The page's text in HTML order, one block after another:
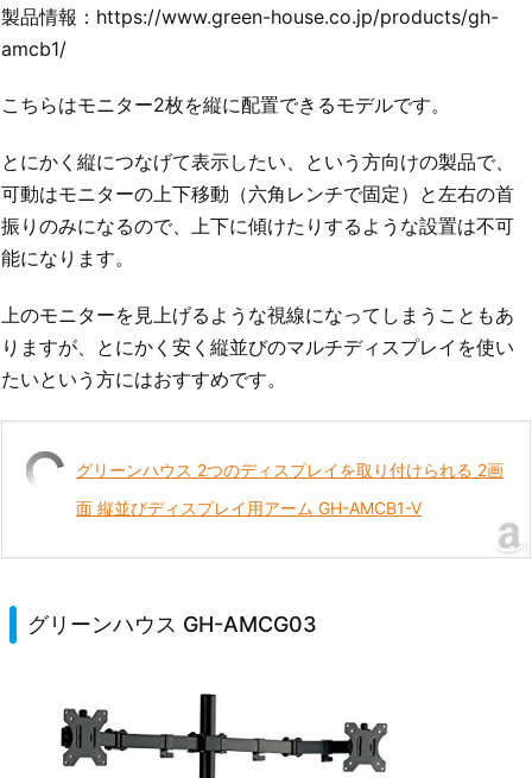
製品情報：https://www.green-house.co.jp/products/gh-
amcb1/
こちらはモニター2枚を縦に配置できるモデルです。
とにかく縦につなげて表示したい、という方向けの製品で、
可動はモニターの上下移動（六角レンチで固定）と左右の首
振りのみになるので、上下に傾けたりするような設置は不可
能になります。
上のモニターを見上げるような視線になってしまうこともあ
りますが、とにかく安く縦並びのマルチディスプレイを使い
たいという方にはおすすめです。
グリーンハウス 2つのディスプレイを取り付けられる 2画
面 縦並びディスプレイ用アーム GH-AMCB1-V
グリーンハウス GH-AMCG03